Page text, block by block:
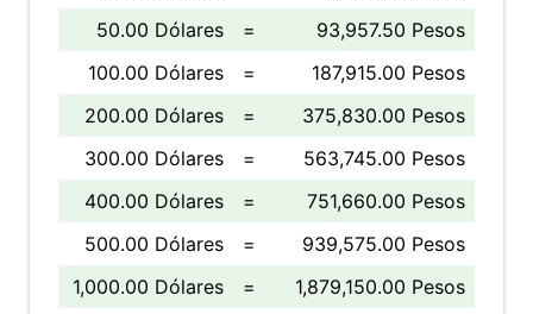
50.00 Dólares
=
93,957.50 Pesos
100.00 Dólares
=
187,915.00 Pesos
200.00 Dólares
=
375,830.00 Pesos
300.00 Dólares
=
563,745.00 Pesos
400.00 Dólares
=
751,660.00 Pesos
500.00 Dólares
=
939,575.00 Pesos
1,000.00 Dólares
=
1,879,150.00 Pesos